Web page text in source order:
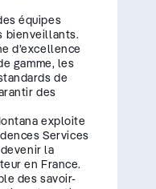
équipes
bienveillants.
d’excellence
gamme, les
de
des
exploite
Services
la
en France.
des savoir-